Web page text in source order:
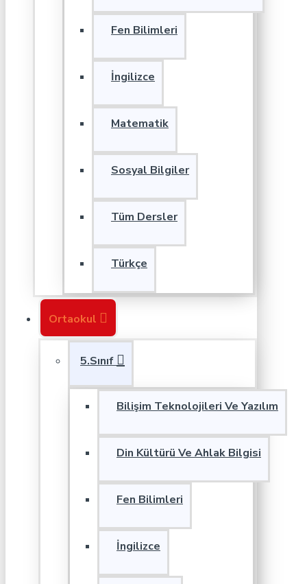
Fen Bilimleri
İngilizce
Matematik
Sosyal Bilgiler
Tüm Dersler
Türkçe
Ortaokul
5.Sınıf
Bilişim Teknolojileri Ve Yazılım
Din Kültürü Ve Ahlak Bilgisi
Fen Bilimleri
İngilizce